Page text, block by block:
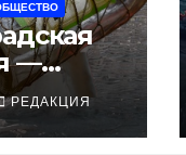
—
от
РЕДАКЦИЯ